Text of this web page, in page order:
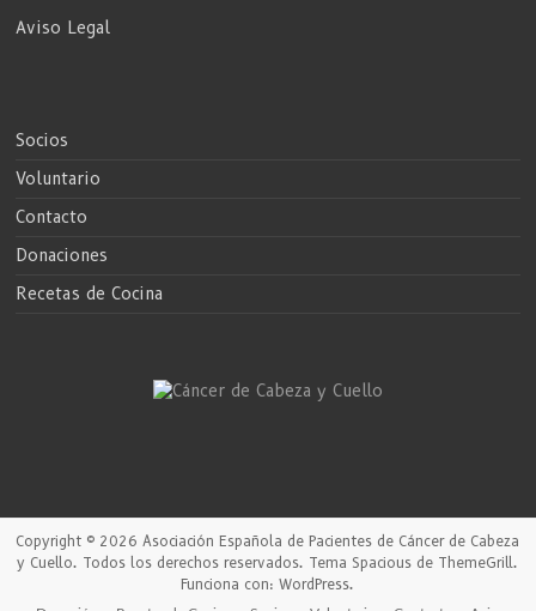
Aviso Legal
Socios
Voluntario
Contacto
Donaciones
Recetas de Cocina
Copyright © 2026Asociación Española de Pacientes de Cáncer de Cabeza
y Cuello. Todos los derechos reservados. Tema Spacious de ThemeGrill.
Funciona con:WordPress.